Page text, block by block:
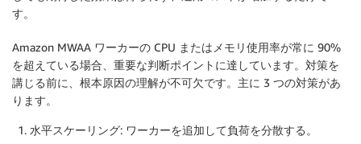
す。
Amazon MWAA ワーカーの CPU またはメモリ使用率が常に 90%
を超えている場合、重要な判断ポイントに達しています。対策を
講じる前に、根本原因の理解が不可欠です。主に 3 つの対策があ
ります。
水平スケーリング: ワーカーを追加して負荷を分散する。